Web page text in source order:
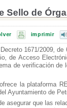
Sello de
imprimir
1671/2009,
de Acceso
de verificación
la plataforma
Ayuntamiento de
asegurar que las